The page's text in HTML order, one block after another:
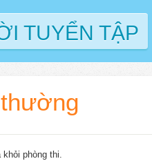
TUYỂN TẬP
phòng thi.